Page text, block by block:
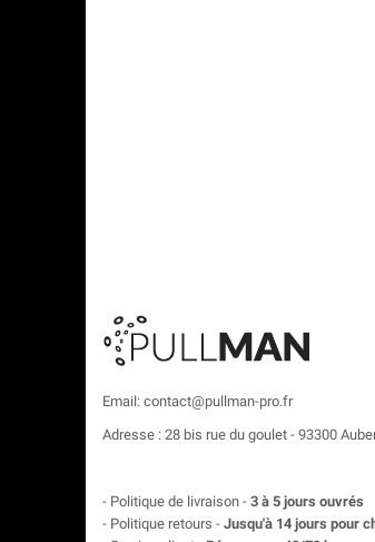
Email: contact@pullman-pro.fr
Adresse : 28 bis rue du goulet - 93300
- Politique de livraison - 3 à 5 jours ouvrés
- Politique retours - Jusqu'à 14 jours pour